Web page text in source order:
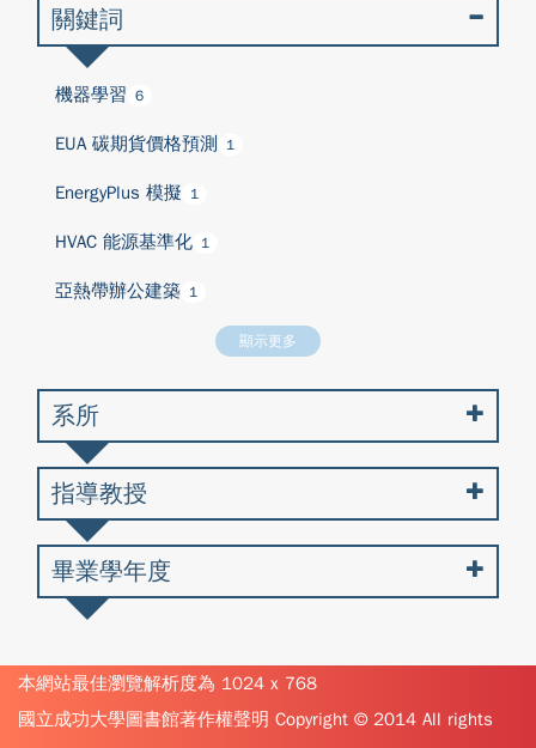
關鍵詞
機器學習 6
EUA 碳期貨價格預測 1
EnergyPlus 模擬 1
HVAC 能源基準化 1
亞熱帶辦公建築 1
顯示更多
系所
指導教授
畢業學年度
本網站最佳瀏覽解析度為 1024 x 768
國立成功大學圖書館著作權聲明 Copyright © 2014 All rights